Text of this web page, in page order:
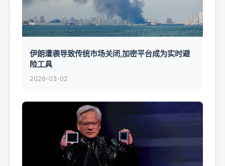
伊朗遭袭导致传统市场关闭,加密平台成为实时避
险工具
2026-03-02